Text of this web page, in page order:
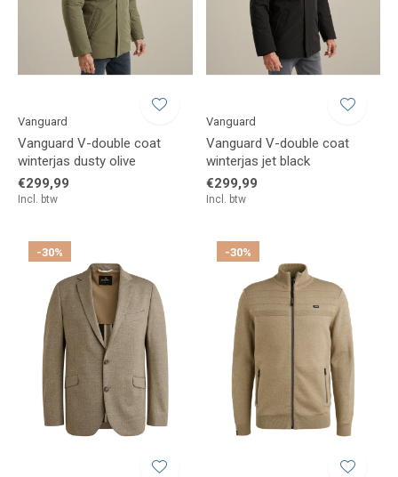
Vanguard
Vanguard V-double coat
winterjas dusty olive
€299,99
Incl. btw
Vanguard
Vanguard V-double coat
winterjas jet black
€299,99
Incl. btw
-30% -30%